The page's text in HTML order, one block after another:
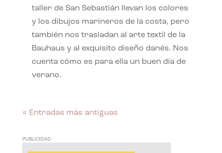
taller de San Sebastián llevan los colores
y los dibujos marineros de la costa, pero
también nos trasladan al arte textil de la
Bauhaus y al exquisito diseño danés. Nos
cuenta cómo es para ella un buen día de
verano.
« Entradas más antiguas
PUBLICIDAD